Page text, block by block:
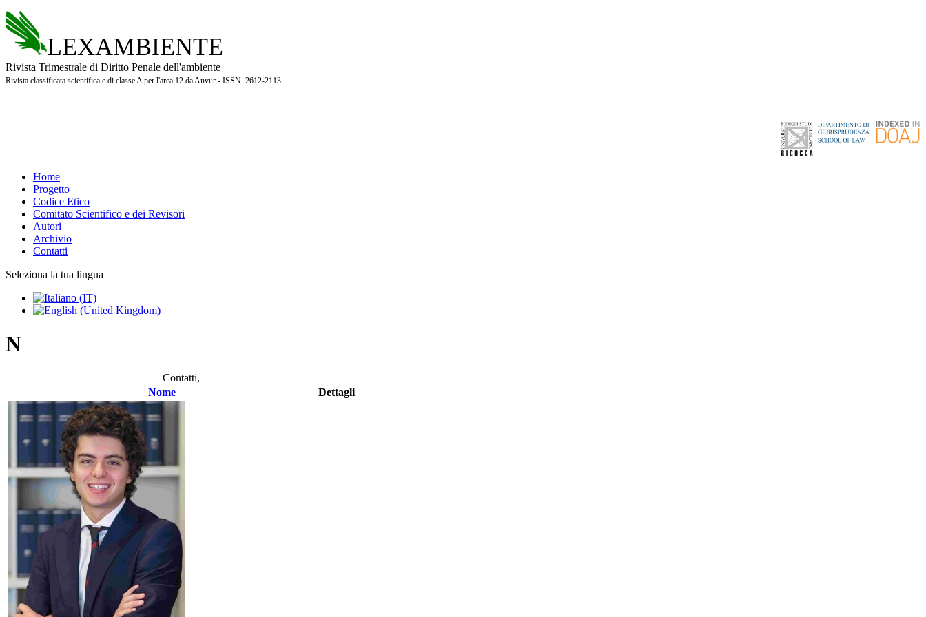
LEXAMBIENTE
Rivista Trimestrale di Diritto Penale dell'ambiente
Rivista classificata scientifica e di classe A per l'area 12 da Anvur - ISSN 2612-2113
Home
Progetto
Codice Etico
Comitato Scientifico e dei Revisori
Autori
Archivio
Contatti
Seleziona la tua lingua
N
Contatti,
Nome
Dettagli